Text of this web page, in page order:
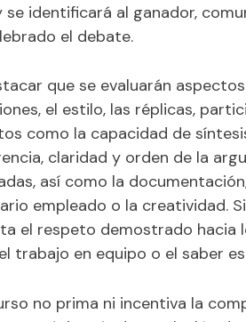
se identificará al ganador,
el debate.
que se evaluarán
el estilo, las réplicas,
como la capacidad de
claridad y orden de la
así como la
empleado o la creatividad.
el respeto demostrado hacia
trabajo en equipo o el saber
no prima ni incentiva la